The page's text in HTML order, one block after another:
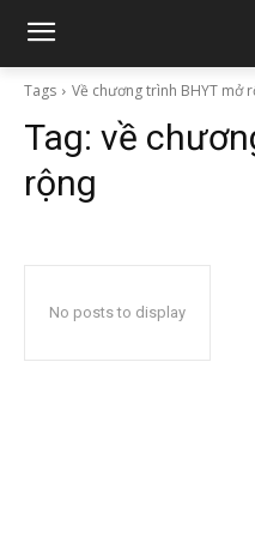
Tags Về chương trình BHYT mở
Tag: về
rộng
No posts to display